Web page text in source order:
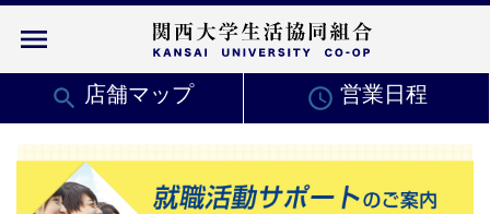
menu
search 店舗マップ access_time 営業日程